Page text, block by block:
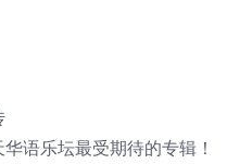
语乐坛最受期待的专辑！